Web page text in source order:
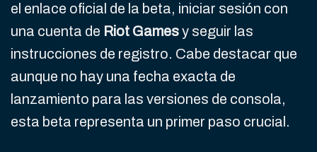
el enlace oficial de la beta, iniciar sesión con
una cuenta de Riot Gamesy seguir las
instrucciones de registro. Cabe destacar que
aunque no hay una fecha exacta de
lanzamiento para las versiones de consola,
esta beta representa un primer paso crucial.